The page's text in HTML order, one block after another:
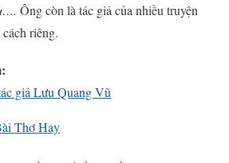
Ông còn là tác giả của nhiều truyện
riêng.
giả Lưu Quang Vũ
Thơ Hay